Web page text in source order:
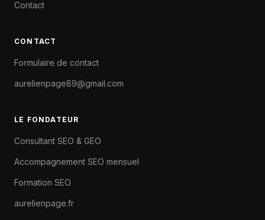
Contact
CONTACT
Formulaire de contact
aurelienpage89@gmail.com
LE FONDATEUR
Consultant SEO & GEO
Accompagnement SEO mensuel
Formation SEO
aurelienpage.fr